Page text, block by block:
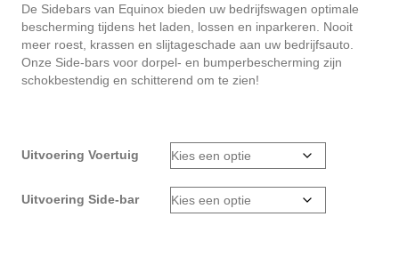
tot
€414,00
De Sidebars van Equinox bieden uw bedrijfswagen optimale
bescherming tijdens het laden, lossen en inparkeren. Nooit
meer roest, krassen en slijtageschade aan uw bedrijfsauto.
Onze Side-bars voor dorpel- en bumperbescherming zijn
schokbestendig en schitterend om te zien!
Uitvoering Voertuig
Uitvoering Side-bar